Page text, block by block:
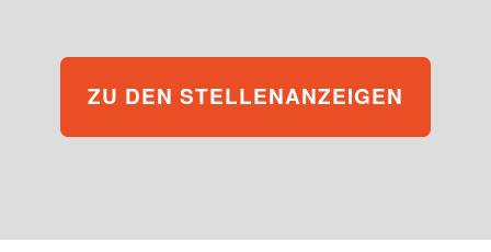
ZU DEN STELLENANZEIGEN